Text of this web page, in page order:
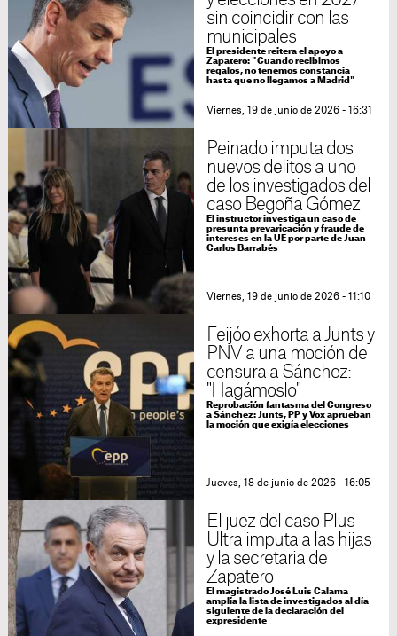
sin coincidir con las
municipales
El presidente reitera el apoyo a
Zapatero: "Cuando recibimos
regalos, no tenemos constancia
hasta que no llegamos a Madrid"
Viernes, 19 de junio de 2026 - 16:31
Peinado imputa dos
nuevos delitos a uno
de los investigados del
caso Begoña Gómez
El instructor investiga un caso de
presunta prevaricación y fraude de
intereses en la UE por parte de Juan
Carlos Barrabés
Viernes, 19 de junio de 2026 - 11:10
Feijóo exhorta a Junts y
PNV a una moción de
censura a Sánchez:
"Hagámoslo"
Reprobación fantasma del Congreso
a Sánchez: Junts, PP y Vox aprueban
la moción que exigía elecciones
Jueves, 18 de junio de 2026 - 16:05
El juez del caso Plus
Ultra imputa a las hijas
y la secretaria de
Zapatero
El magistrado José Luis Calama
amplía la lista de investigados al día
siguiente de la declaración del
expresidente